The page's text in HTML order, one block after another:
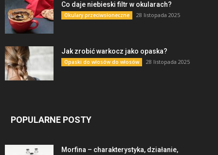
Co daje niebieski filtr w okularach?
Okulary przeciwsłoneczne 28 listopada 2025
Jak zrobić warkocz jako opaska?
Opaski do włosów do włosów 28 listopada 2025
POPULARNE POSTY
Morfina – charakterystyka, działanie,